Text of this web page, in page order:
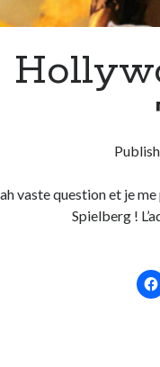
vaste question et je me
Spielberg !